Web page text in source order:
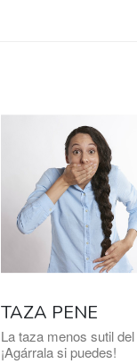
TAZA PENE
La taza menos sutil
¡Agárrala si puedes!